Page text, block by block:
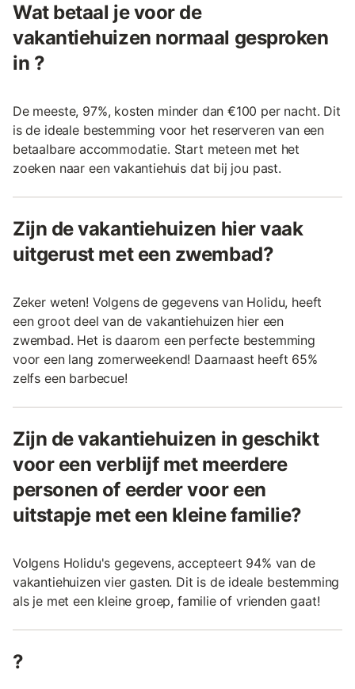
Wat betaal je voor de
vakantiehuizen normaal gesproken
in ?
De meeste, 97%, kosten minder dan €100 per nacht. Dit
is de ideale bestemming voor het reserveren van een
betaalbare accommodatie. Start meteen met het
zoeken naar een vakantiehuis dat bij jou past.
Zijn de vakantiehuizen hier vaak
uitgerust met een zwembad?
Zeker weten! Volgens de gegevens van Holidu, heeft
een groot deel van de vakantiehuizen hier een
zwembad. Het is daarom een perfecte bestemming
voor een lang zomerweekend! Daarnaast heeft 65%
zelfs een barbecue!
Zijn de vakantiehuizen in geschikt
voor een verblijf met meerdere
personen of eerder voor een
uitstapje met een kleine familie?
Volgens Holidu's gegevens, accepteert 94% van de
vakantiehuizen vier gasten. Dit is de ideale bestemming
als je met een kleine groep, familie of vrienden gaat!
?